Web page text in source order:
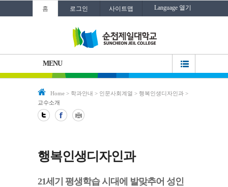
홈 로그인 사이트맵 Language 열기
MENU
Home > 학과안내 > 인문사회계열 > 행복인생디자인과 >
교수소개
행복인생디자인과
21세기 평생학습 시대에 발맞추어 성인